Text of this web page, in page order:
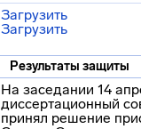
Загрузить
Загрузить
Результаты защиты
На заседании 14
диссертационный
принял решение